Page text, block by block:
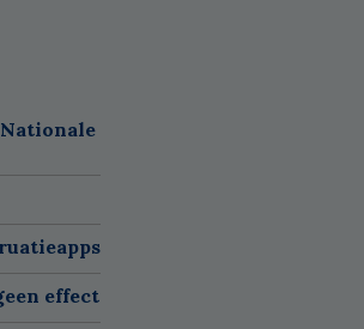
effect